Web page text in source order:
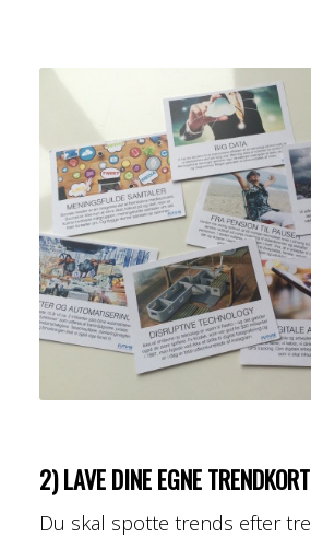
2) LAVE DINE EGNE TRENDKORT
Du skal spotte trends efter